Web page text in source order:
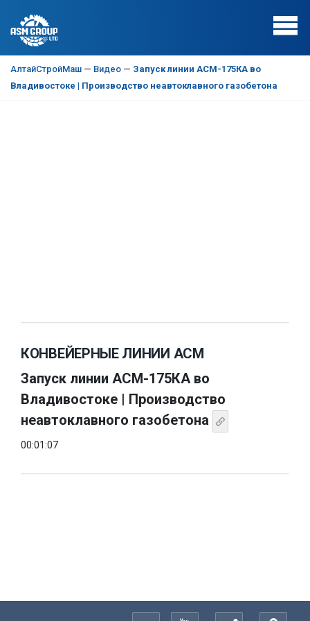
АлтайСтройМаш — Видео — Запуск линии АСМ-175КА во
Владивостоке | Производство неавтоклавного газобетона
КОНВЕЙЕРНЫЕ ЛИНИИ АСМ
Запуск линии АСМ-175КА во
Владивостоке | Производство
неавтоклавного газобетона
00:01:07